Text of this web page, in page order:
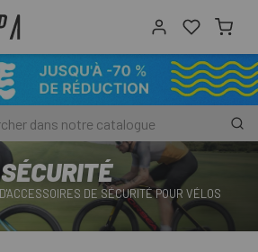
SÉCURITÉ
DE SÉCURITÉ POUR VÉLOS